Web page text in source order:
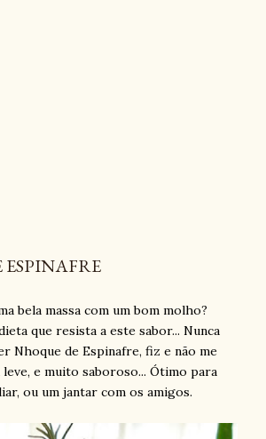
bela massa com um bom molho?
que resista a este sabor... Nunca
Nhoque de Espinafre, fiz e não me
e muito saboroso... Ótimo para
ou um jantar com os amigos.